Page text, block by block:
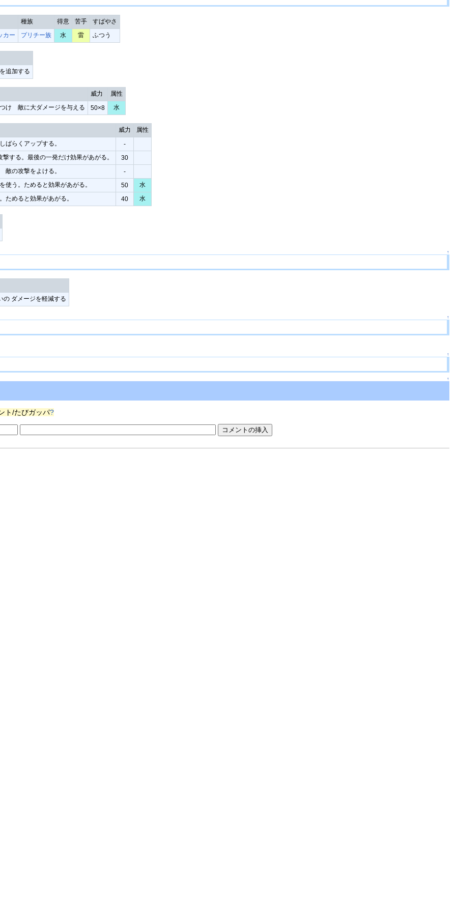
種族 得意 苦手
すばやさ
カー
プリチー族 水 雷 ふつう
追加する
威力
属性
け 敵に大ダメージを与える
50×8 水
威力
属性
ばらくアップする。
-
撃する。最後の一発だけ効果があがる。
30
の攻撃をよける。
-
使う。ためると効果があがる。
50
水
ためると効果があがる。
40 水
↑
の ダメージを軽減する
↑
↑
↑
ト/たびガッパ?